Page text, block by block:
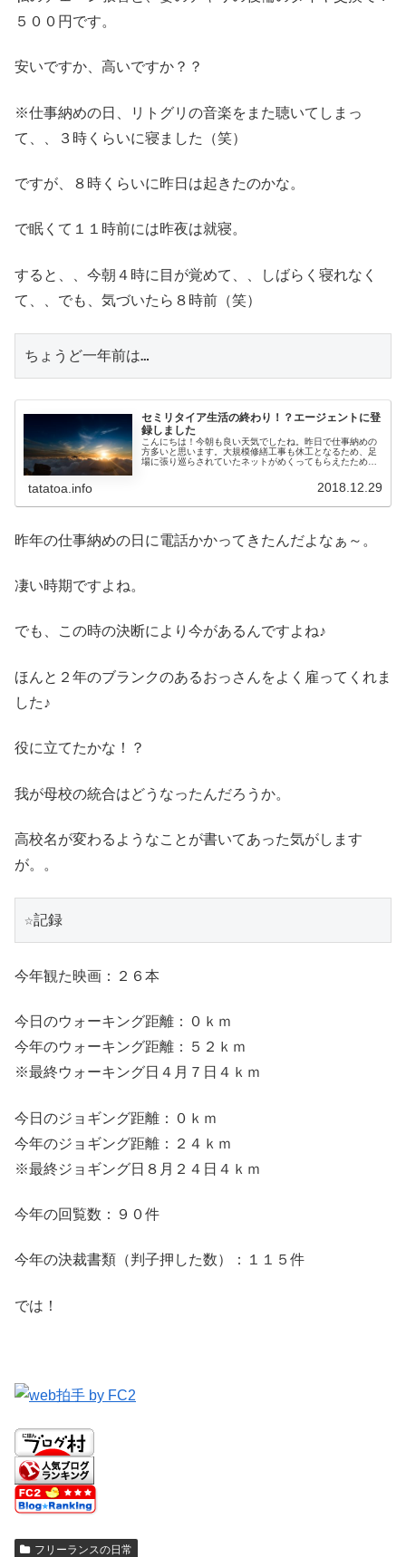
５００円です。
安いですか、高いですか？？
※仕事納めの日、リトグリの音楽をまた聴いてしまっ
て、、３時くらいに寝ました（笑）
ですが、８時くらいに昨日は起きたのかな。
で眠くて１１時前には昨夜は就寝。
すると、、今朝４時に目が覚めて、、しばらく寝れなく
て、、でも、気づいたら８時前（笑）
ちょうど一年前は…
セミリタイア生活の終わり！？エージェントに登
録しました
こんにちは！今朝も良い天気でしたね。昨日で仕事納めの
方多いと思います。大規模修繕工事も休工となるため、足
場に張り巡らされていたネットがめくってもらえたため、
tatatoa.info 2018.12.29
昨年の仕事納めの日に電話かかってきたんだよなぁ～。
凄い時期ですよね。
でも、この時の決断により今があるんですよね♪
ほんと２年のブランクのあるおっさんをよく雇ってくれま
した♪
役に立てたかな！？
我が母校の統合はどうなったんだろうか。
高校名が変わるようなことが書いてあった気がします
が。。
☆記録
今年観た映画：２６本
今日のウォーキング距離：０ｋｍ
今年のウォーキング距離：５２ｋｍ
※最終ウォーキング日４月７日４ｋｍ
今日のジョギング距離：０ｋｍ
今年のジョギング距離：２４ｋｍ
※最終ジョギング日８月２４日４ｋｍ
今年の回覧数：９０件
今年の決裁書類（判子押した数）：１１５件
では！
フリーランスの日常